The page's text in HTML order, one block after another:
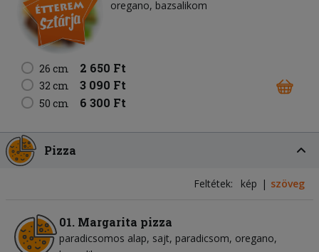
oregano bazsalikom
26 cm 2 650 Ft
32 cm 3 090 Ft
50 cm 6 300 Ft
Pizza
Feltétek: kép szöveg
01. Margarita pizza
paradicsomos alap sajt paradicsom oregano